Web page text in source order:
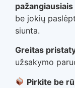
be jokių
siunta.
Greitas
užsakymo
Pirkite be